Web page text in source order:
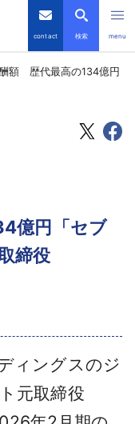
contact 検索 menu
額 歴代最高の134億円
億円「セブ
締役
ィングスのジ
元取締役